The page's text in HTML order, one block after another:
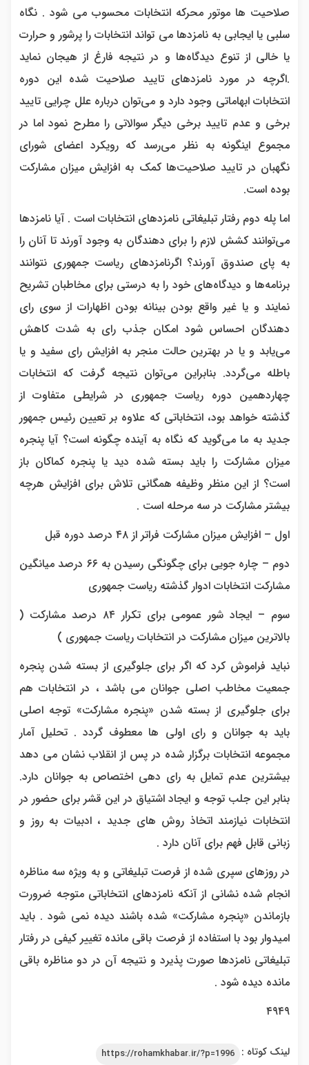
صلاحیت ها موتور محرکه انتخابات محسوب می شود . نگاه
سلبی یا ایجابی به نامزدها می تواند انتخابات را پرشور و حرارت
یا خالی از تنوع دیدگاه‌ها و در نتیجه فارغ از هیجان نماید
.اگرچه در مورد نامزدهای تایید صلاحیت شده این دوره
انتخابات ابهاماتی وجود دارد و می‌توان درباره علل چرایی تایید
برخی و عدم تایید برخی دیگر سوالاتی را مطرح نمود اما در
مجموع اینگونه به نظر می‌رسد که رویکرد اعضای شورای
نگهبان در تایید صلاحیت‌ها کمک به افزایش میزان مشارکت
بوده است.
اما پله دوم رفتار تبلیغاتی نامزدهای انتخابات است . آیا نامزدها
می‌توانند کشش لازم را برای دهندگان به وجود آورند تا آنان را
به پای صندوق آورند؟ اگرنامزدهای ریاست جمهوری نتوانند
برنامه‌ها و دیدگاه‌های خود را به درستی برای مخاطبان تشریح
نمایند و یا غیر واقع بودن بینانه بودن اظهارات از سوی رای
دهندگان احساس شود امکان جذب رای به شدت کاهش
می‌یابد و یا در بهترین حالت منجر به افزایش رای سفید و یا
باطله می‌گردد. بنابراین می‌توان نتیجه گرفت که انتخابات
چهاردهمین دوره ریاست جمهوری در شرایطی متفاوت از
گذشته خواهد بود، انتخاباتی که علاوه بر تعیین رئیس جمهور
جدید به ما می‌گوید که نگاه به آینده چگونه است؟ آیا پنجره
میزان مشارکت را باید بسته شده دید یا پنجره کماکان باز
است؟ از این منظر وظیفه همگانی تلاش برای افزایش هرچه
بیشتر مشارکت در سه مرحله است .
اول – افزایش میزان مشارکت فراتر از ۴۸ درصد دوره قبل
دوم – چاره جویی برای چگونگی رسیدن به ۶۶ درصد میانگین
مشارکت انتخابات ادوار گذشته ریاست جمهوری
سوم – ایجاد شور عمومی برای تکرار ۸۴ درصد مشارکت (
بالاترین میزان مشارکت در انتخابات ریاست جمهوری )
نباید فراموش کرد که اگر برای جلوگیری از بسته شدن پنجره
جمعیت مخاطب اصلی جوانان می باشد ، در انتخابات هم
برای جلوگیری از بسته شدن «پنجره مشارکت» توجه اصلی
باید به جوانان و رای اولی ها معطوف گردد . تحلیل آمار
مجموعه انتخابات برگزار شده در پس از انقلاب نشان می دهد
بیشترین عدم تمایل به رای دهی اختصاص به جوانان دارد.
بنابر این جلب توجه و ایجاد اشتیاق در این قشر برای حضور در
انتخابات نیازمند اتخاذ روش های جدید ، ادبیات به روز و
زبانی قابل فهم برای آنان دارد .
در روزهای سپری شده از فرصت تبلیغاتی و به ویژه سه مناظره
انجام شده نشانی از آنکه نامزدهای انتخاباتی متوجه ضرورت
بازماندن «پنجره مشارکت» شده باشند دیده نمی شود . باید
امیدوار بود با استفاده از فرصت باقی مانده تغییر کیفی در رفتار
تبلیغاتی نامزدها صورت پذیرد و نتیجه آن در دو مناظره باقی
مانده دیده شود .
۴۹۴۹
لینک کوتاه : https://rohamkhabar.ir/?p=1996